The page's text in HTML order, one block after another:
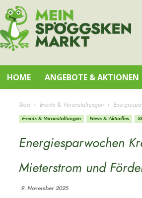
HOME ANGEBOTE & AKTIONEN
Start Events & Veranstaltungen
Events & Veranstaltungen News & Aktuelles
Energiesparwochen
Mieterstrom und
9. November 2025